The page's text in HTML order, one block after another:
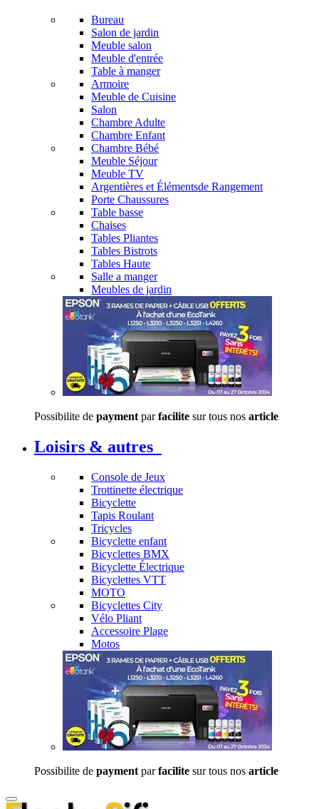
Bureau
Salon de jardin
Meuble salon
Meuble d'entrée
Table à manger
Armoire
Meuble de Cuisine
Salon
Chambre Adulte
Chambre Enfant
Chambre Bébé
Meuble Séjour
Meuble TV
Argentières et Élémentsde Rangement
Porte Chaussures
Table basse
Chaises
Tables Pliantes
Tables Bistrots
Tables Haute
Salle a manger
Meubles de jardin
Possibilite de payment parfacilite sur tous nos article
Loisirs & autres
Console de Jeux
Trottinette électrique
Bicyclette
Tapis Roulant
Tricycles
Bicyclette enfant
Bicyclettes BMX
Bicyclette Électrique
Bicyclettes VTT
MOTO
Bicyclettes City
Vélo Pliant
Accessoire Plage
Motos
Possibilite de payment parfacilite sur tous nos article